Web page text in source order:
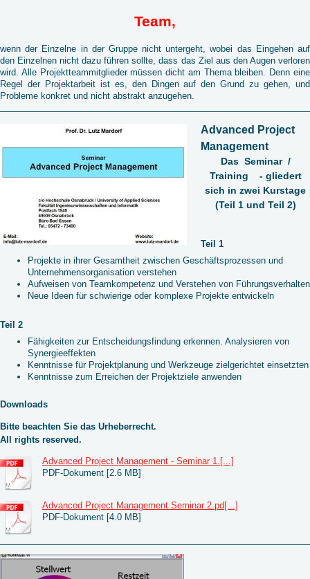
Team,
wenn der Einzelne in der Gruppe nicht untergeht, wobei das Eingehen auf
den Einzelnen nicht dazu führen sollte, dass das Ziel aus den Augen verloren
wird. Alle Projektteammitglieder müssen dicht am Thema bleiben. Denn eine
Regel der Projektarbeit ist es, den Dingen auf den Grund zu gehen, und
Probleme konkret und nicht abstrakt anzugehen.
Advanced Project
Management
Das Seminar /
Training - gliedert
sich in zwei Kurstage
(Teil 1 und Teil 2)
Teil 1
Projekte in ihrer Gesamtheit zwischen Geschäftsprozessen und
Unternehmensorganisation verstehen
Aufweisen von Teamkompetenz und Verstehen von Führungsverhalten
Neue Ideen für schwierige oder komplexe Projekte entwickeln
Teil 2
Fähigkeiten zur Entscheidungsfindung erkennen. Analysieren von
Synergieeffekten
Kenntnisse für Projektplanung und Werkzeuge zielgerichtet einsetzten
Kenntnisse zum Erreichen der Projektziele anwenden
Downloads
Bitte beachten Sie das Urheberrecht.
All rights reserved.
Advanced Project Management - Seminar 1.[...]
PDF-Dokument [2.6 MB]
Advanced Project Management Seminar 2.pd[...]
PDF-Dokument [4.0 MB]